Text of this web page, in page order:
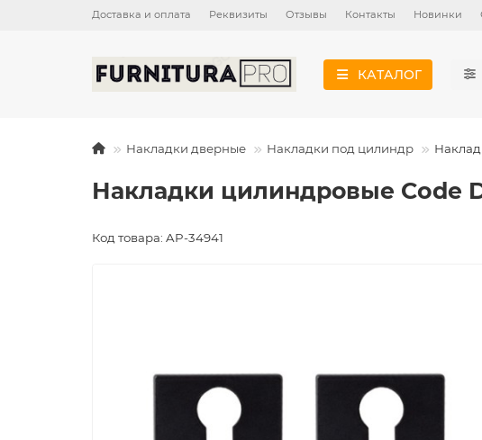
Доставка и оплата Реквизиты Отзывы Контакты Новинки
КАТАЛОГ
Накладки дверные Накладки под цилиндр
Накладки цилиндровые Code
Код товара: AP-34941